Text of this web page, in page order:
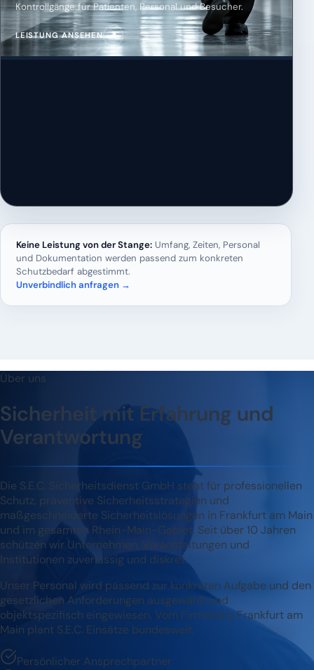
Kontrollgänge für Patienten, Personal und Besucher.
LEISTUNG ANSEHEN ↗
Keine Leistung von der Stange: Umfang, Zeiten, Personal
und Dokumentation werden passend zum konkreten
Schutzbedarf abgestimmt.
Unverbindlich anfragen →
Über uns
Sicherheit mit Erfahrung und
Verantwortung
Die S.E.C. Sicherheitsdienst GmbH steht für professionellen
Schutz, präventive Sicherheitsstrategien und
maßgeschneiderte Sicherheitslösungen in Frankfurt am Main
und im gesamten Rhein-Main-Gebiet. Seit über 10 Jahren
schützen wir Unternehmen, Veranstaltungen und
Institutionen zuverlässig und diskret.
Unser Personal wird passend zur konkreten Aufgabe und den
gesetzlichen Anforderungen ausgewählt und
objektspezifisch eingewiesen. Vom Firmensitz Frankfurt am
Main plant S.E.C. Einsätze bundesweit.
Persönlicher Ansprechpartner